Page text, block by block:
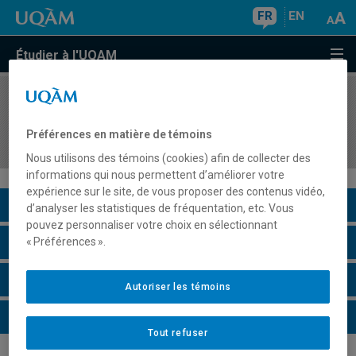
FR EN
Étudier à l'UQAM
COURS//
restauration (3 à 12 crédits)
Description du cours
Horaire - Été 2026
Horaire - Automne 2026
Horaire - Hiver 2027
Préférences en matière de témoins
Nous utilisons des témoins (cookies) afin de collecter des
informations qui nous permettent d’améliorer votre
expérience sur le site, de vous proposer des contenus vidéo,
d’analyser les statistiques de fréquentation, etc. Vous
pouvez personnaliser votre choix en sélectionnant
« Préférences ».
Tout refuser
Autoriser les témoins